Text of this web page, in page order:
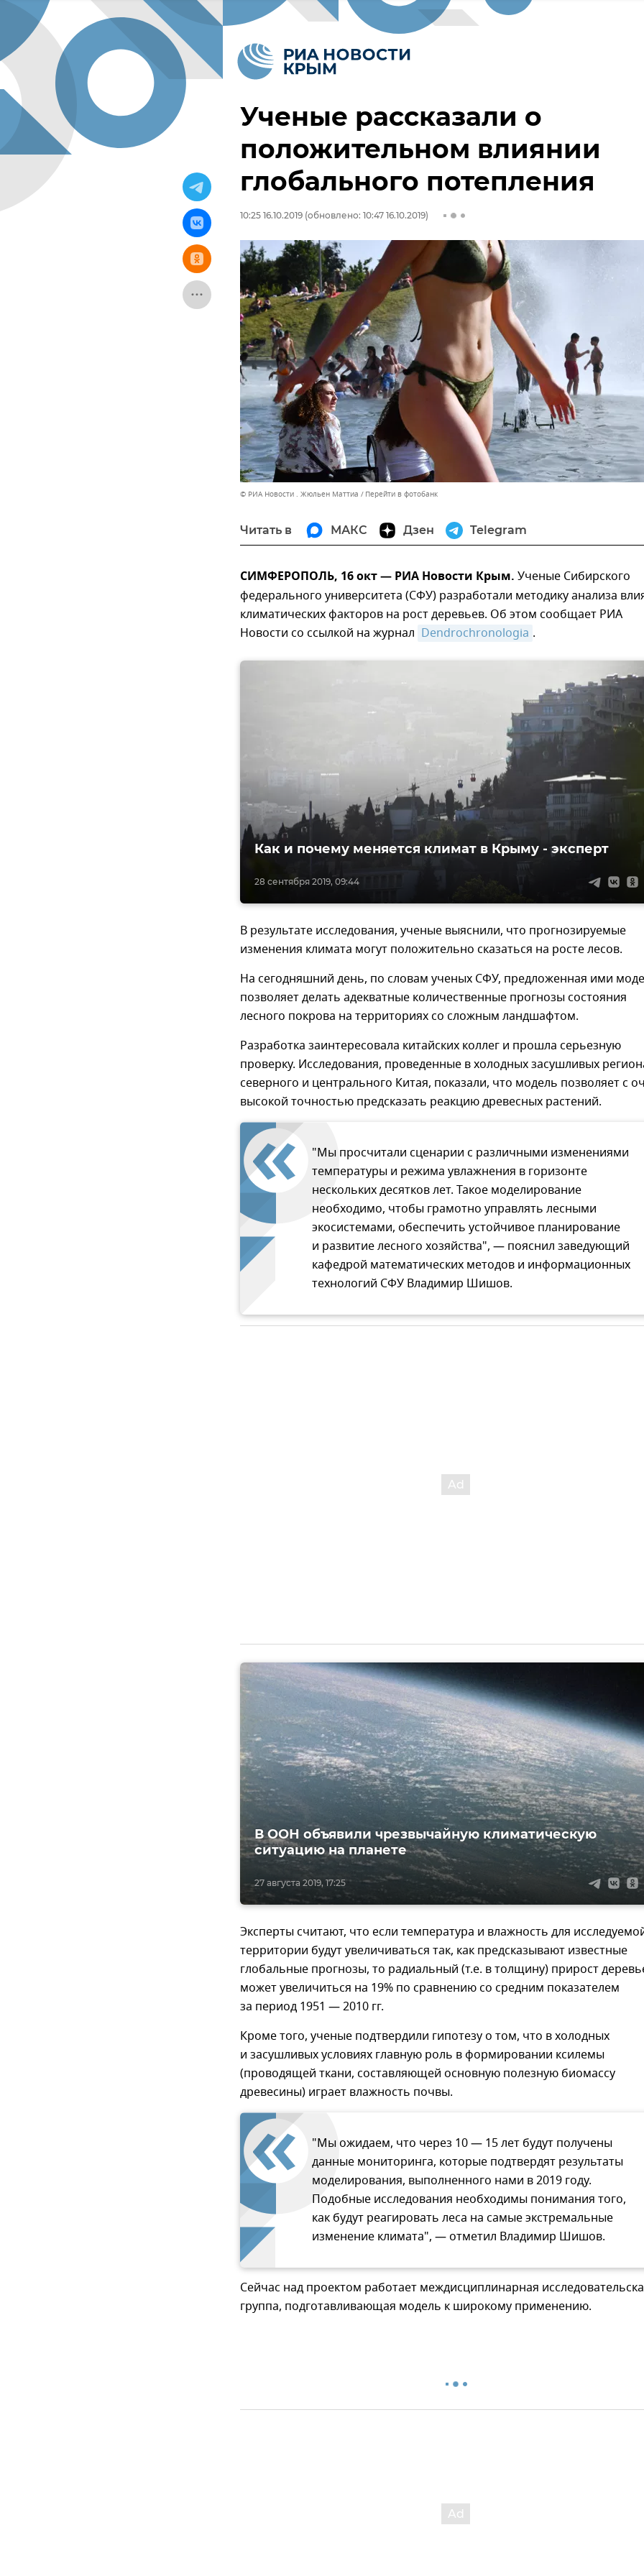
Ученые рассказали о
положительном влиянии
глобального потепления
10:25 16.10.2019 (обновлено: 10:47 16.10.2019)
© РИА Новости . Жюльен Маттиа Перейти в фотобанк
Читать в МАКС Дзен Telegram
СИМФЕРОПОЛЬ, 16 окт — РИА Новости Крым. Ученые Сибирского
федерального университета (СФУ) разработали методику анализа
климатических факторов на рост деревьев. Об этом сообщает РИА
Новости со ссылкой на журнал Dendrochronologia .
28 сентября 2019, 09:44
Как и почему меняется климат в Крыму - эксперт
В результате исследования, ученые выяснили, что прогнозируемые
изменения климата могут положительно сказаться на росте лесов.
На сегодняшний день, по словам ученых СФУ, предложенная ими
позволяет делать адекватные количественные прогнозы состояния
лесного покрова на территориях со сложным ландшафтом.
Разработка заинтересовала китайских коллег и прошла серьезную
проверку. Исследования, проведенные в холодных засушливых
северного и центрального Китая, показали, что модель позволяет с
высокой точностью предсказать реакцию древесных растений.
"Мы просчитали сценарии с различными изменениями
температуры и режима увлажнения в горизонте
нескольких десятков лет. Такое моделирование
необходимо, чтобы грамотно управлять лесными
экосистемами, обеспечить устойчивое планирование
и развитие лесного хозяйства", — пояснил заведующий
кафедрой математических методов и информационных
технологий СФУ Владимир Шишов.
27 августа 2019, 17:25
В ООН объявили чрезвычайную климатическую
ситуацию на планете
Эксперты считают, что если температура и влажность для
территории будут увеличиваться так, как предсказывают известные
глобальные прогнозы, то радиальный (т.е. в толщину) прирост
может увеличиться на 19% по сравнению со средним показателем
за период 1951 — 2010 гг.
Кроме того, ученые подтвердили гипотезу о том, что в холодных
и засушливых условиях главную роль в формировании ксилемы
(проводящей ткани, составляющей основную полезную биомассу
древесины) играет влажность почвы.
"Мы ожидаем, что через 10 — 15 лет будут получены
данные мониторинга, которые подтвердят результаты
моделирования, выполненного нами в 2019 году.
Подобные исследования необходимы понимания того,
как будут реагировать леса на самые экстремальные
изменение климата", — отметил Владимир Шишов.
Сейчас над проектом работает междисциплинарная
группа, подготавливающая модель к широкому применению.